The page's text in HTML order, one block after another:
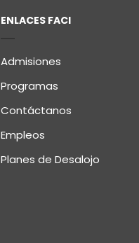
ENLACES FACI
Admisiones
Programas
Contáctanos
Empleos
Planes de Desalojo